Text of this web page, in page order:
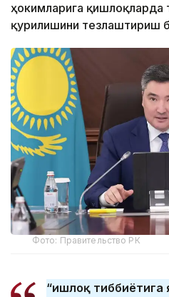
ҳокимларига қишлоқларда
қурилишини тезлаштириш
Фото: Правительство РК
“Қишлоқ тиббиётига